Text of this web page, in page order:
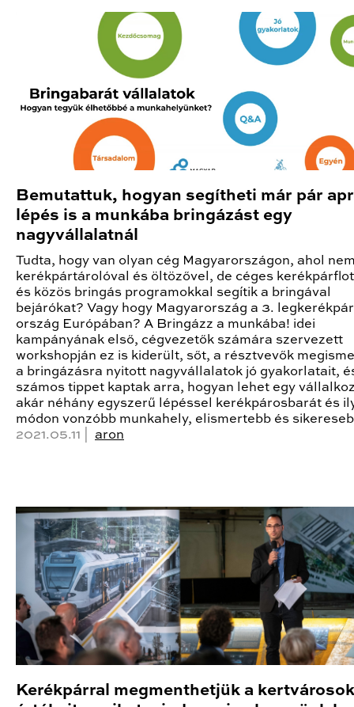
Bemutattuk, hogyan segítheti már pár
lépés is a munkába bringázást egy
nagyvállalatnál
Tudta, hogy van olyan cég Magyarországon, ahol
kerékpártárolóval és öltözővel, de céges
és közös bringás programokkal segítik a bringával
bejárókat? Vagy hogy Magyarország a 3.
ország Európában? A Bringázz a munkába! idei
kampányának első, cégvezetők számára szervezett
workshopján ez is kiderült, sőt, a résztvevők
a bringázásra nyitott nagyvállalatok jó gyakorlatait,
számos tippet kaptak arra, hogyan lehet egy
akár néhány egyszerű lépéssel kerékpárosbarát és
módon vonzóbb munkahely, elismertebb és
2021.05.11 | aron
Kerékpárral megmenthetjük a